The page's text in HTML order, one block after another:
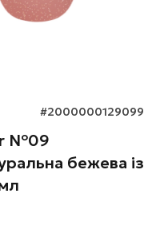
#2000000129099
№09
бежева із